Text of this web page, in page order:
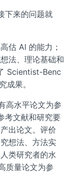
下来的问题就
估 AI 的能力；
法、理论基础和
Scientist-Benc
成果。
高水平论文为参
考文献和研究要
出论文。评价
想法、方法实
类研究者的水
质量论文为参